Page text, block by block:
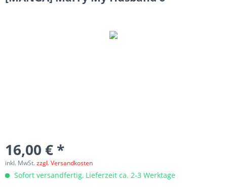
16,00 € *
inkl. MwSt.zzgl. Versandkosten
Sofort versandfertig, Lieferzeit ca. 2-3 Werktage